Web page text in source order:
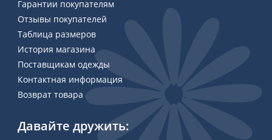
Гарантии покупателям
Отзывы покупателей
Таблица размеров
История магазина
Поставщикам одежды
Контактная информация
Возврат товара
Давайте дружить: